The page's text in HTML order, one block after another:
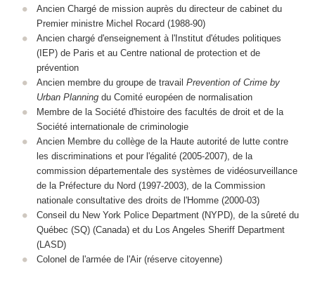
Ancien Chargé de mission auprès du directeur de cabinet du
Premier ministre Michel Rocard (1988-90)
Ancien chargé d'enseignement à l'Institut d'études politiques
(IEP) de Paris et au Centre national de protection et de
prévention
Ancien membre du groupe de travail Prevention of Crime by
Urban Planningdu Comité européen de normalisation
Membre de la Société d'histoire des facultés de droit et de la
Société internationale de criminologie
Ancien Membre du collège de la Haute autorité de lutte contre
les discriminations et pour l'égalité (2005-2007), de la
commission départementale des systèmes de vidéosurveillance
de la Préfecture du Nord (1997-2003), de la Commission
nationale consultative des droits de l'Homme (2000-03)
Conseil du New York Police Department (NYPD), de la sûreté du
Québec (SQ) (Canada) et du Los Angeles Sheriff Department
(LASD)
Colonel de l'armée de l'Air (réserve citoyenne)